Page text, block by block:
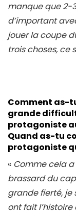
manque que 2-
d’important
jouer la coupe
trois choses, ce
Comment as-
grande
protagoniste
Quand as-tu
protagoniste
« Comme cela
brassard du
grande fierté, je
ont fait